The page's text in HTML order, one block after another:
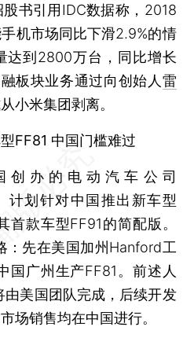
书引用IDC数据称，2018
机市场同比下滑2.9%的情
达到2800万台，同比增长
板块业务通过向创始人 雷
小米集团剥离。
FF81 中国门槛难过
创办的电动汽车公司
计划针对中国推出新车型
首款车型FF91的简配版。
：先在美国加州Hanford工
国广州生产FF81。前述人
由美国团队完成，后续开发
场销售均在中国进行。